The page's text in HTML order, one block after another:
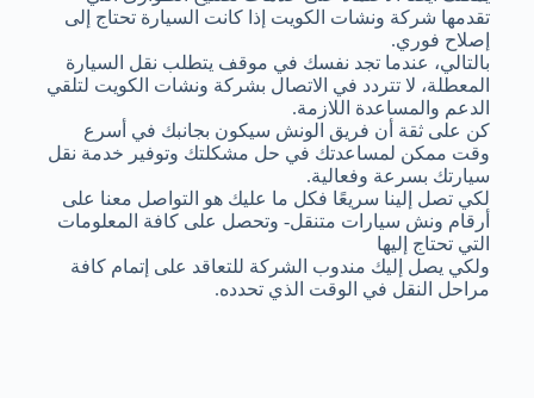
تقدمها شركة ونشات الكويت إذا كانت السيارة تحتاج إلى
إصلاح فوري.
بالتالي، عندما تجد نفسك في موقف يتطلب نقل السيارة
المعطلة، لا تتردد في الاتصال بشركة ونشات الكويت لتلقي
الدعم والمساعدة اللازمة.
كن على ثقة أن فريق الونش سيكون بجانبك في أسرع
وقت ممكن لمساعدتك في حل مشكلتك وتوفير خدمة نقل
سيارتك بسرعة وفعالية.
لكي تصل إلينا سريعًا فكل ما عليك هو التواصل معنا على
أرقام ونش سيارات متنقل- وتحصل على كافة المعلومات
التي تحتاج إليها
ولكي يصل إليك مندوب الشركة للتعاقد على إتمام كافة
مراحل النقل في الوقت الذي تحدده.